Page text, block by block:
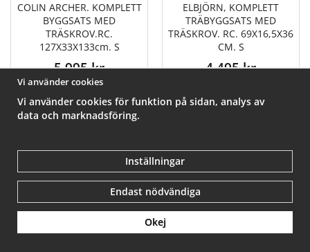
COLIN ARCHER. KOMPLETT
BYGGSATS MED
TRÄSKROV.RC.
127X33X133cm. S
5 995 kr
Info Köp
ELBJÖRN, KOMPLETT
TRÄBYGGSATS MED
TRÄSKROV. RC. 69X16,5X36
CM. S
4 495 kr
Info Köp
Vi använder cookies
Vi använder cookies för funktion på sidan, analys av
data och marknadsföring.
Inställningar
Endast nödvändiga
Okej